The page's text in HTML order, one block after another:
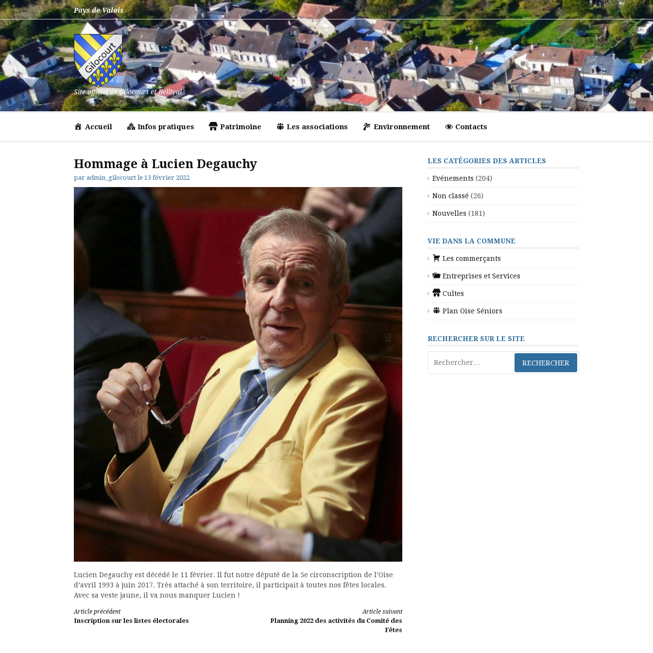
Aller
au
contenu
Pays de Valois
Site officiel de Gilocourt et Bellival
Accueil Infos pratiques Patrimoine Les associations Environnement Contacts
Hommage à Lucien Degauchy
par admin_gilocourt le 13 février 2022
Lucien Degauchy est décédé le 11 février. Il fut notre député de la 5e circonscription de l’Oise
d’avril 1993 à juin 2017. Très attaché à son territoire, il participait à toutes nos fêtes locales.
Avec sa veste jaune, il va nous manquer Lucien !
Lire
Article précédent
Inscription sur les listes électorales
Article suivant
Planning 2022 des activités du Comité des
Fêtes
LES CATÉGORIES DES ARTICLES
Evénements (204)
Non classé (26)
Nouvelles (181)
VIE DANS LA COMMUNE
Les commerçants
Entreprises et Services
Cultes
Plan Oise Séniors
RECHERCHER SUR LE SITE